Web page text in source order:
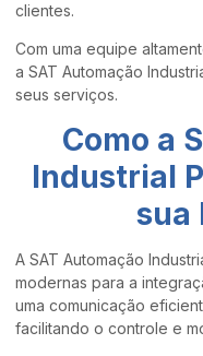
clientes.
Com uma equipe
a SAT Automação
seus serviços.
Como a
Industrial
sua
A SAT Automação
modernas para a
uma comunicação
facilitando o controle e